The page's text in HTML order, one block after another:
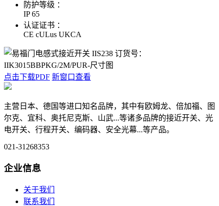
防护等级 ：
IP 65
认证证书 ：
CE cULus UKCA
点击下载PDF 新窗口查看
主营日本、德国等进口知名品牌，其中有欧姆龙、倍加福、图
尔克、宜科、奥托尼克斯、山武...等诸多品牌的接近开关、光
电开关、行程开关、编码器、安全光幕...等产品。
021-31268353
企业信息
关于我们
联系我们